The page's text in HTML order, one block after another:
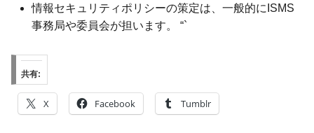
情報セキュリティポリシーの策定は、一般的にISMS
事務局や委員会が担います。 “`
共有:
X Facebook Tumblr